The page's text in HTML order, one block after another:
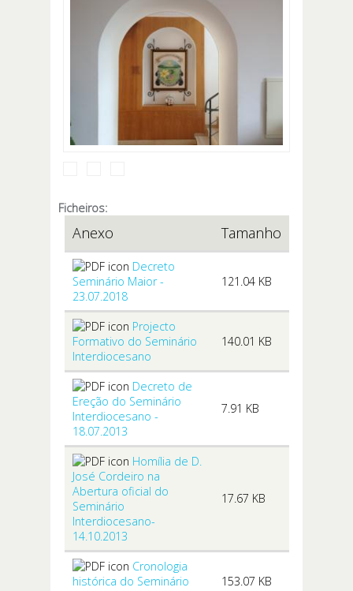
Ficheiros:
Anexo Tamanho
Decreto
Seminário Maior -
23.07.2018
121.04 KB
Projecto
Formativo do Seminário
Interdiocesano
140.01 KB
Decreto de
Ereção do Seminário
Interdiocesano -
18.07.2013
7.91 KB
Homília de D.
José Cordeiro na
Abertura oficial do
Seminário
Interdiocesano-
14.10.2013
17.67 KB
Cronologia
histórica do Seminário
153.07 KB